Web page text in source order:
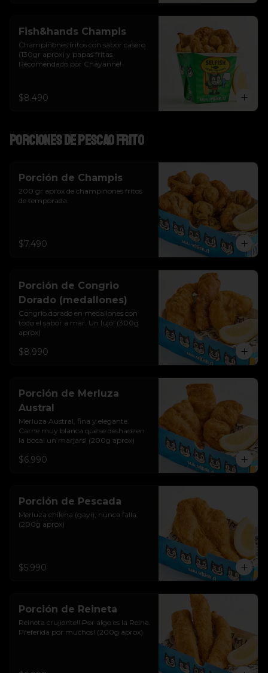
Fish&hands Champis
Champiñones fritos con sabor casero
(130gr aprox) y papas fritas.
Recomendado por Chayanne!
$8.490
Porciones de pescao frito
Porción de Champis
200 gr aprox de champiñones fritos
de temporada.
$7.490
Porción de Congrio
Dorado (medallones)
Congrio dorado en medallones con
todo el sabor a mar. Un lujo! (300g
aprox)
$8.990
Porción de Merluza
Austral
Merluza Austral, fina y elegante.
Carne muy blanca que se deshace en
la boca! un marjars! (200g aprox)
$6.990
Porción de Pescada
Merluza chilena (gayi), nunca falla.
(200g aprox)
$5.990
Porción de Reineta
Reineta crujiente!! Por algo es la Reina.
Preferida por muchos! (200g aprox)